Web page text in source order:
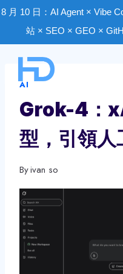
8 月 10 日：AI Agent × Vibe
站 × SEO × GEO ×
content
AI
Grok-4：
型，引領人
Byivan so